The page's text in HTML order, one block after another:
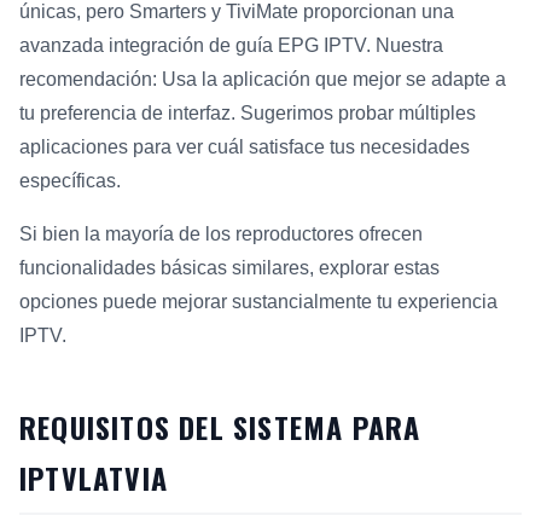
únicas, pero Smarters y TiviMate proporcionan una
avanzada integración de guía EPG IPTV. Nuestra
recomendación: Usa la aplicación que mejor se adapte a
tu preferencia de interfaz. Sugerimos probar múltiples
aplicaciones para ver cuál satisface tus necesidades
específicas.
Si bien la mayoría de los reproductores ofrecen
funcionalidades básicas similares, explorar estas
opciones puede mejorar sustancialmente tu experiencia
IPTV.
REQUISITOS DEL SISTEMA PARA
IPTVLATVIA